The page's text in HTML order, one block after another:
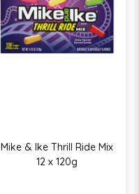
Mike & Ike Thrill Ride Mix
12 x 120g